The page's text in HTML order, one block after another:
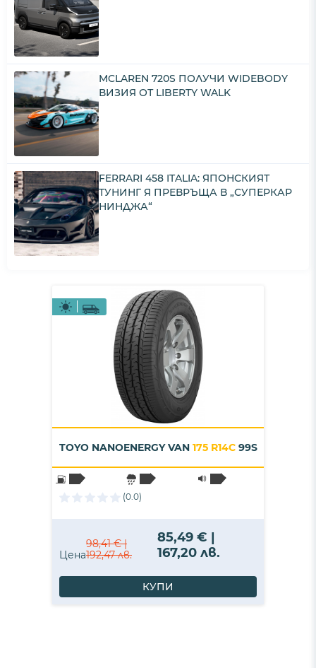
MCLAREN 720S ПОЛУЧИ WIDEBODY
ВИЗИЯ ОТ LIBERTY WALK
FERRARI 458 ITALIA: ЯПОНСКИЯТ
ТУНИНГ Я ПРЕВРЪЩА В „СУПЕРКАР
НИНДЖА“
TOYO NANOENERGY VAN 175 R14C 99S
(0.0)
Цена
98,41 € |
192,47 лв.
85,49 € |
167,20 лв.
КУПИ